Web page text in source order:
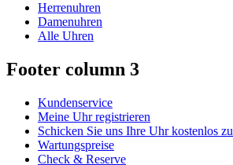
Herrenuhren
Damenuhren
Alle Uhren
Footer column 3
Kundenservice
Meine Uhr registrieren
Schicken Sie uns Ihre Uhr kostenlos zu
Wartungspreise
Check & Reserve